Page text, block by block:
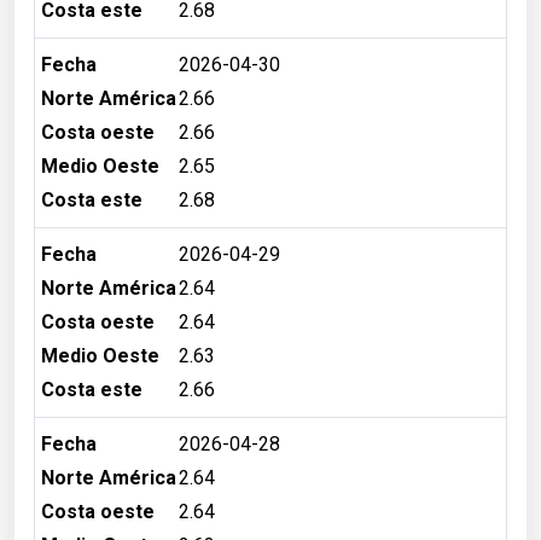
Costa este
2.68
Fecha
2026-04-30
Norte América2.66
Costa oeste
2.66
Medio Oeste
2.65
Costa este
2.68
Fecha
2026-04-29
Norte América2.64
Costa oeste
2.64
Medio Oeste
2.63
Costa este
2.66
Fecha
2026-04-28
Norte América2.64
Costa oeste
2.64